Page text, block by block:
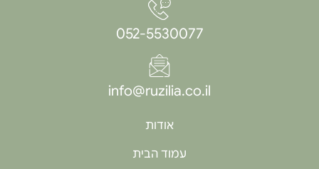
052-5530077
info@ruzilia.co.il
אודות
עמוד הבית